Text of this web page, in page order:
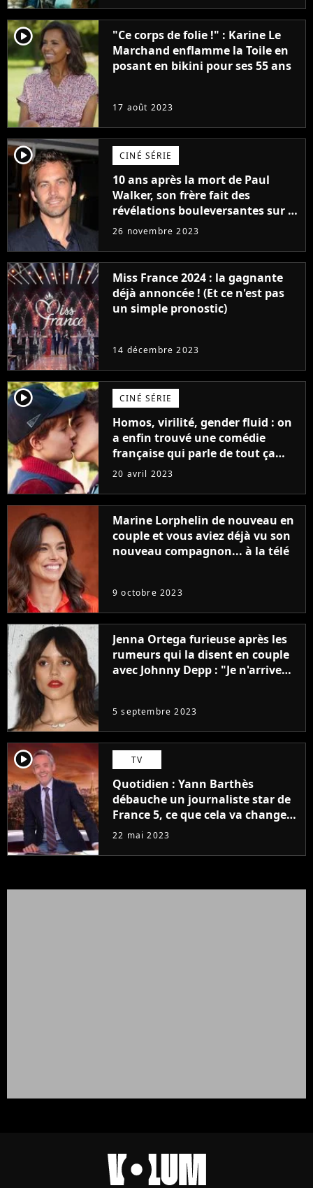
player2
"Ce corps de folie !" : Karine Le
Marchand enflamme la Toile en
posant en bikini pour ses 55 ans
17 août 2023
player2 CINÉ SÉRIE
10 ans après la mort de Paul
Walker, son frère fait des
révélations bouleversantes sur la
réaction des acteurs de Fast and
26 novembre 2023
Miss France 2024 : la gagnante
déjà annoncée ! (Et ce n'est pas
un simple pronostic)
14 décembre 2023
player2 CINÉ SÉRIE
Homos, virilité, gender fluid : on
a enfin trouvé une comédie
française qui parle de tout ça
sans être super ringarde
20 avril 2023
Marine Lorphelin de nouveau en
couple et vous aviez déjà vu son
nouveau compagnon... à la télé
9 octobre 2023
Jenna Ortega furieuse après les
rumeurs qui la disent en couple
avec Johnny Depp : "Je n'arrive
5 septembre 2023
player2 TV
Quotidien : Yann Barthès
débauche un journaliste star de
France 5, ce que cela va changer
à la rentrée
22 mai 2023